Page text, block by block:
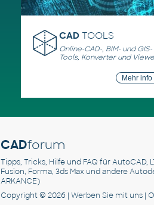
CAD TOOLS
Online-CAD-, BIM- und GIS-
Tools, Konverter und
Mehr info
CADforum
Tipps, Tricks, Hilfe und FAQ für AutoCAD,
Fusion, Forma, 3ds Max und andere
ARKANCE)
Copyright © 2026 | Werben Siemit uns |